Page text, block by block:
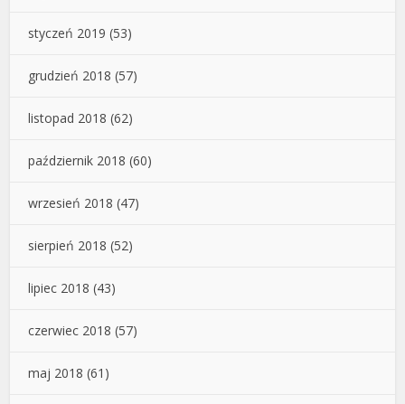
styczeń 2019 (53)
grudzień 2018 (57)
listopad 2018 (62)
październik 2018 (60)
wrzesień 2018 (47)
sierpień 2018 (52)
lipiec 2018 (43)
czerwiec 2018 (57)
maj 2018 (61)